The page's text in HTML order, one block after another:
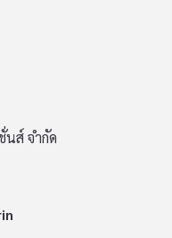
นส์ จำกัด